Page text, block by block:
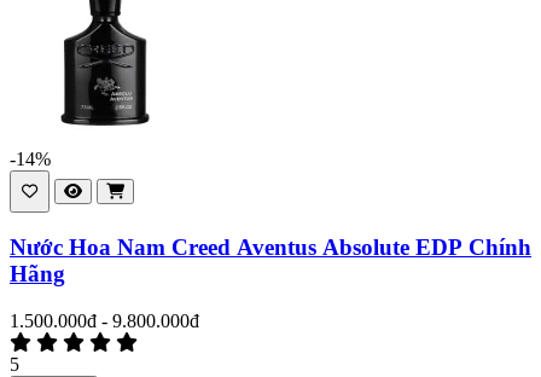
-14%
Nước Hoa Nam Creed Aventus Absolute EDP Chính
Hãng
1.500.000đ - 9.800.000đ
5